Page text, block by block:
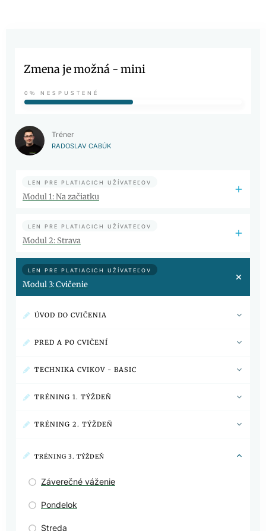
Zmena je možná - mini
0% NESPUSTENÉ
Tréner
RADOSLAV CABÚK
LEN PRE PLATIACICH UŽÍVATEĽOV
Modul 1: Na začiatku
LEN PRE PLATIACICH UŽÍVATEĽOV
Modul 2: Strava
LEN PRE PLATIACICH UŽÍVATEĽOV
Modul 3: Cvičenie
ÚVOD DO CVIČENIA
PRED A PO CVIČENÍ
TECHNIKA CVIKOV - BASIC
TRÉNING 1. TÝŽDEŇ
TRÉNING 2. TÝŽDEŇ
TRÉNING 3. TÝŽDEŇ
Záverečné váženie
Pondelok
Streda